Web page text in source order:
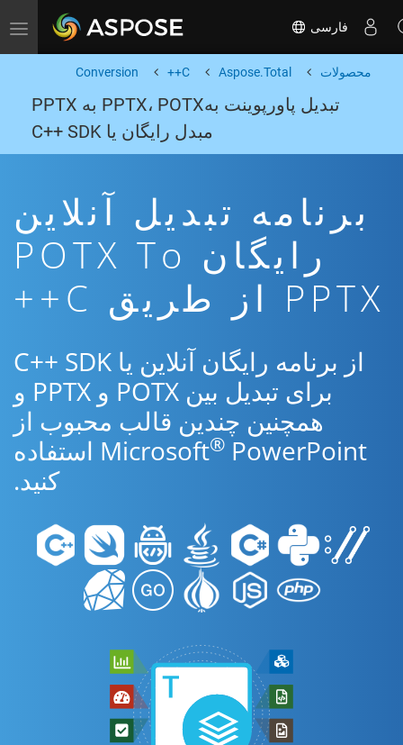
Toggle navigation فارسی
محصولات Aspose.Total
C++
Conversion
تبدیل پاورپوینت بهPPTX، POTX به PPTX
مبدل رایگان یا C++ SDK
برنامه تبدیل آنلاین
رایگان POTX To
PPTX از طریق C++
از برنامه رایگان آنلاین یا C++ SDK
برای تبدیل بین POTX و PPTX و
همچنین چندین قالب محبوب از
Microsoft®
PowerPoint استفاده
کنید.